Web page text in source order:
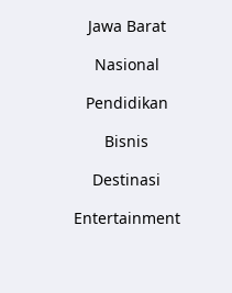
Jawa Barat
Nasional
Pendidikan
Bisnis
Destinasi
Entertainment